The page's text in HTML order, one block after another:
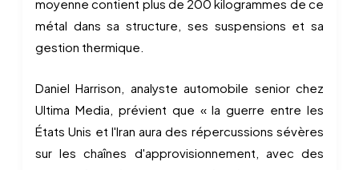
moyenne contient plus de 200 kilogrammes de ce
métal dans sa structure, ses suspensions et sa
gestion thermique.
Daniel Harrison, analyste automobile senior chez
Ultima Media, prévient que « la guerre entre les
États Unis et l'Iran aura des répercussions sévères
sur les chaînes d'approvisionnement, avec des